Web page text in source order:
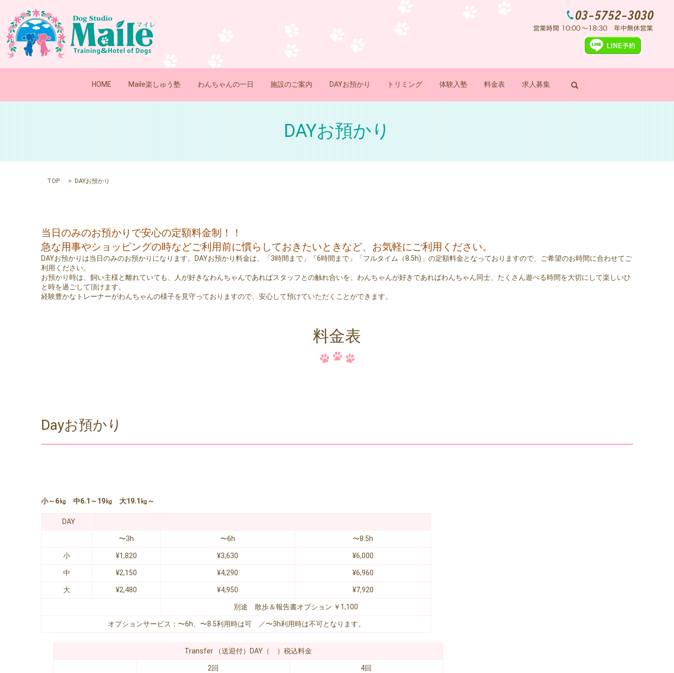
HOME Maile楽しゅう塾 わんちゃんの一日 施設のご案内 DAYお預かり トリミング 体験入塾 料金表 求人募集
DAYお預かり
TOP DAYお預かり
当日のみのお預かりで安心の定額料金制！！
急な用事やショッピングの時などご利用前に慣らしておきたいときなど、お気軽にご利用ください。
DAYお預かりは当日のみのお預かりになります。DAYお預かり料金は、「3時間まで」「6時間まで」「フルタイム（8.5h)」の定額料金となっておりますので、ご希望のお時間に合わせてご
利用ください。
お預かり時は、飼い主様と離れていても、人が好きなわんちゃんであればスタッフとの触れ合いを、わんちゃんが好きであればわんちゃん同士、たくさん遊べる時間を大切にして楽しいひ
と時を過ごして頂けます。
経験豊かなトレーナーがわんちゃんの様子を見守っておりますので、安心して預けていただくことができます。
料金表
Dayお預かり
小～6㎏ 中6.1～19㎏ 大19.1㎏～
DAY
〜3h 〜6h 〜8.5h
小 ¥1,820 ¥3,630 ¥6,000
中 ¥2,150 ¥4,290 ¥6,960
大 ¥2,480 ¥4,950 ¥7,920
別途 散歩＆報告書オプション ￥1,100
オプションサービス：〜6h、〜8.5利用時は可 ／〜3h利用時は不可となります。
Transfer （送迎付）DAY（ ）税込料金
2回 4回